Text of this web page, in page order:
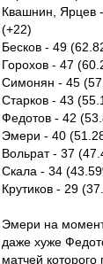
Квашнин, Ярцев
(+22)
Бесков - 49
Горохов - 47
Симонян - 45
Старков - 43
Федотов - 42
Эмери - 40
Вольрат - 37
Скала - 34
Крутиков - 29
Эмери на
даже хуже
матчей